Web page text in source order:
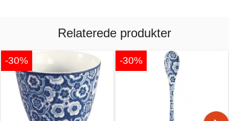
Relaterede produkter
-30% -30%